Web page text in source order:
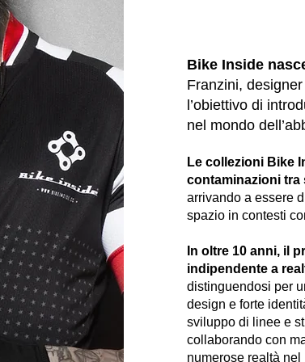
Bike Inside
Franzini,
l’obiettivo di
nel mondo
Le collezioni Bike
contaminazioni
arrivando a essere
spazio in contesti
In oltre 10 anni, il
indipendente a
distinguendosi per
design e forte
sviluppo di linee e
collaborando con
numerose realtà nel